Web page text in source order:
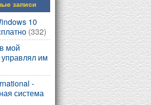
записи
10
(332)
мой
им
-
система